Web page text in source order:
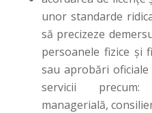
unor standarde
să precizeze
persoanele fizice și
sau aprobări
servicii
managerială,